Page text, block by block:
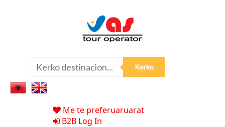
Me te preferuaruarat
B2B Log In